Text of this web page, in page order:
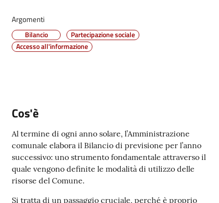
Albo
pretorio
Seguici
su
Argomenti
Bilancio
Partecipazione sociale
Accesso all'informazione
Cos'è
Al termine di ogni anno solare, l’Amministrazione
comunale elabora il Bilancio di previsione per l’anno
successivo: uno strumento fondamentale attraverso il
quale vengono definite le modalità di utilizzo delle
risorse del Comune.
Si tratta di un passaggio cruciale, perché è proprio